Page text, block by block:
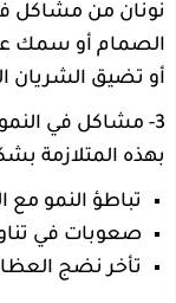
نونان من مشاكل
الصمام أو سمك
أو تضيق الشريان
3- مشاكل في
بهذه المتلازمة
تباطؤ النمو مع
صعوبات في
تأخر نضج